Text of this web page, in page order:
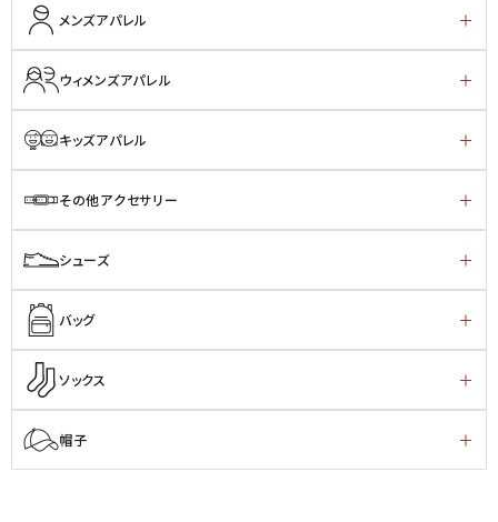
メンズアパレル
ウィメンズアパレル
キッズアパレル
その他アクセサリー
シューズ
バッグ
ソックス
帽子